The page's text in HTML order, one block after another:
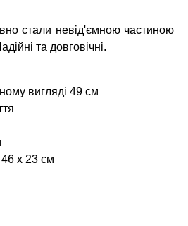
стали невід'ємною частиною
та довговічні.
вигляді 49 см
x 23 см